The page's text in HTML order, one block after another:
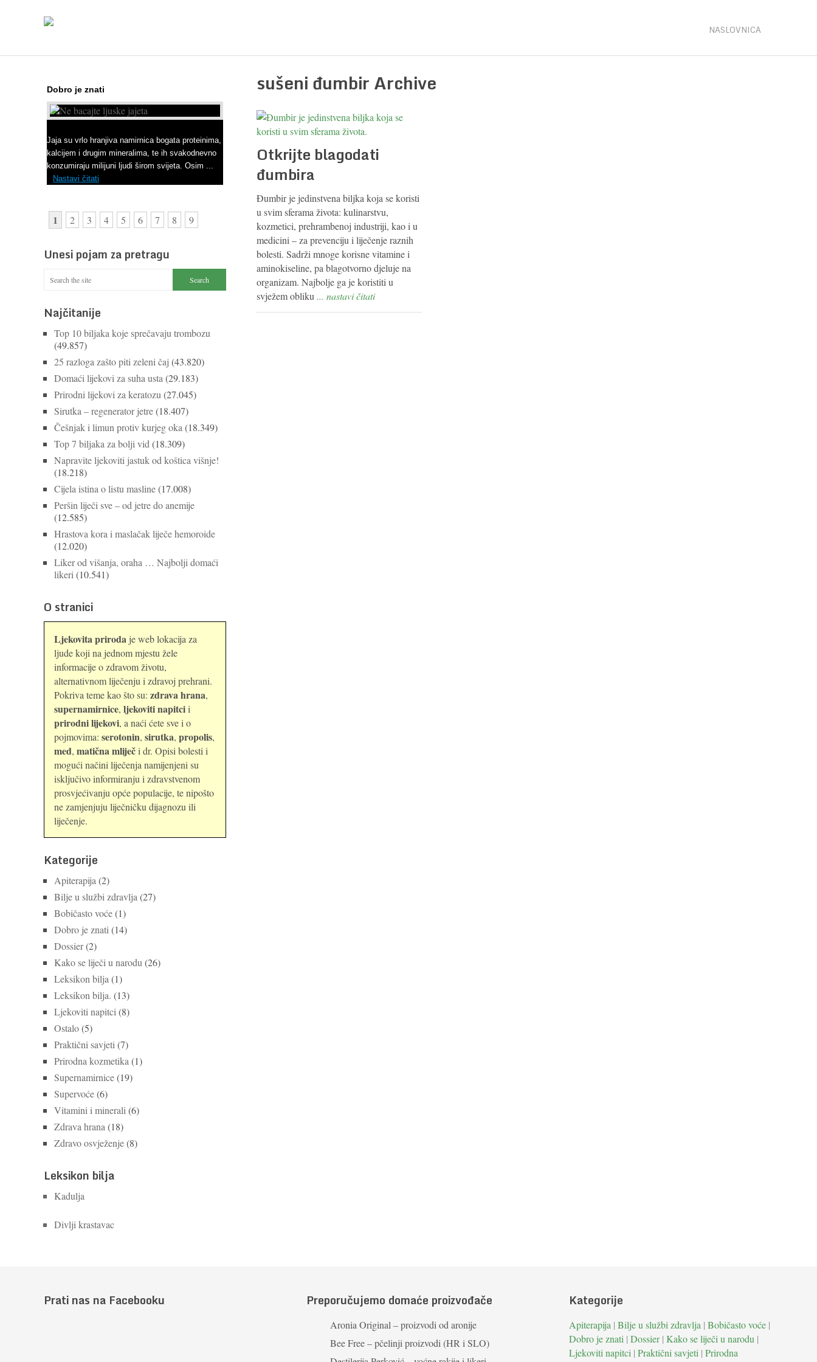
NASLOVNICA
sušeni đumbir Archive
Otkrijte blagodati
đumbira
Đumbir je jedinstvena biljka koja se koristi
u svim sferama života: kulinarstvu,
kozmetici, prehrambenoj industriji, kao i u
medicini – za prevenciju i liječenje raznih
bolesti. Sadrži mnoge korisne vitamine i
aminokiseline, pa blagotvorno djeluje na
organizam. Najbolje ga je koristiti u
svježem obliku... nastavi čitati
Dobro je znati
Jaja su vrlo hranjiva namirnica bogata proteinima,
kalcijem i drugim mineralima, te ih svakodnevno
konzumiraju milijuni ljudi širom svijeta. Osim ...
Nastavi čitati
1 2 3 4 5 6 7 8 9
Unesi pojam za pretragu
Najčitanije
Top 10 biljaka koje sprečavaju trombozu
(49.857)
25 razloga zašto piti zeleni čaj (43.820)
Domaći lijekovi za suha usta (29.183)
Prirodni lijekovi za keratozu (27.045)
Sirutka – regenerator jetre(18.407)
Češnjak i limun protiv kurjeg oka (18.349)
Top 7 biljaka za bolji vid (18.309)
Napravite ljekoviti jastuk od koštica višnje!
(18.218)
Cijela istina o listu masline(17.008)
Peršin liječi sve – od jetre do anemije
(12.585)
Hrastova kora i maslačak liječe hemoroide
(12.020)
Liker od višanja, oraha … Najbolji domaći
likeri (10.541)
O stranici
Ljekovita priroda je web lokacija za
ljude koji na jednom mjestu žele
informacije o zdravom životu,
alternativnom liječenju i zdravoj prehrani.
Pokriva teme kao što su: zdrava hrana,
supernamirnice, ljekoviti napitcii
prirodni lijekovi, a naći ćete sve i o
pojmovima: serotonin, sirutka, propolis,
med, matična mliječi dr. Opisi bolesti i
mogući načini liječenja namijenjeni su
isključivo informiranju i zdravstvenom
prosvjećivanju opće populacije, te nipošto
ne zamjenjuju liječničku dijagnozu ili
liječenje.
Kategorije
Apiterapija (2)
Bilje u službi zdravlja (27)
Bobičasto voće(1)
Dobro je znati (14)
Dossier(2)
Kako se liječi u narodu (26)
Leksikon bilja (1)
Leksikon bilja. (13)
Ljekoviti napitci (8)
Ostalo(5)
Praktični savjeti (7)
Prirodna kozmetika (1)
Supernamirnice(19)
Supervoće(6)
Vitamini i minerali (6)
Zdrava hrana (18)
Zdravo osvježenje(8)
Leksikon bilja
Kadulja
Divlji krastavac
Prati nas na Facebooku Preporučujemo domaće proizvođače
Aronia Original – proizvodi od aronije
Bee Free – pčelinji proizvodi (HR i SLO)
Kategorije
Apiterapija | Bilje u službi zdravlja | Bobičasto voće |
Dobro je znati | Dossier| Kako se liječi u narodu |
Ljekoviti napitci | Praktični savjeti | Prirodna